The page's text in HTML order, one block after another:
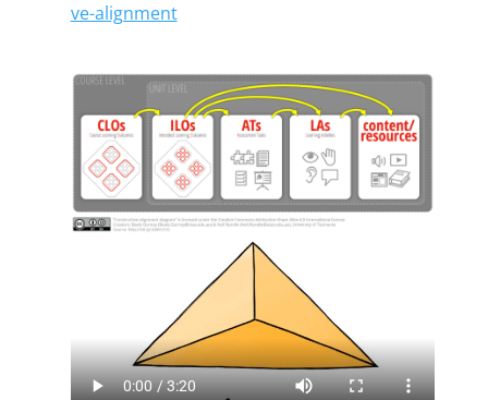
ve-alignment